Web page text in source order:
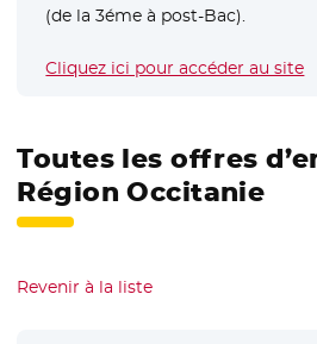
(de la 3éme à post-Bac).
Cliquez ici pour accéder au site
Toutes les offres
Région Occitanie
Revenir à la liste